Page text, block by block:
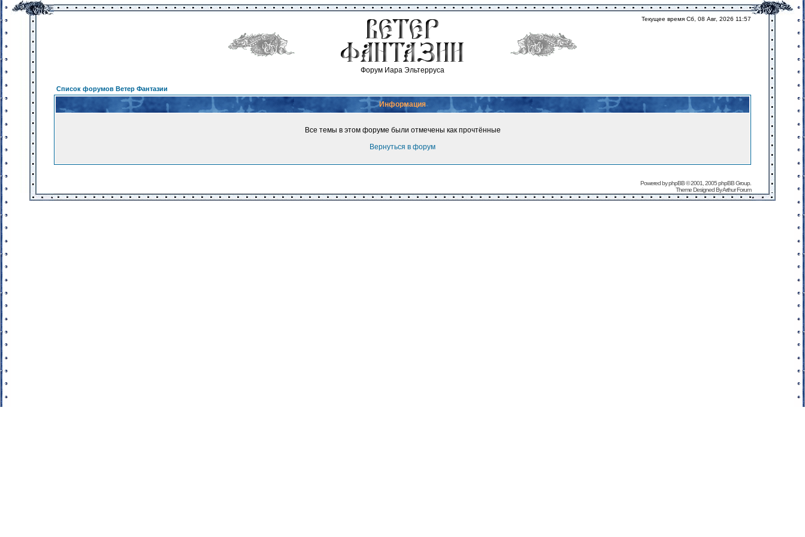
Форум Иара Эльтерруса
Текущее время Сб, 08 Авг, 2026 11:57
Список форумов Ветер Фантазии
Информация
Все темы в этом форуме были отмечены как прочтённые
Вернуться в форум
Powered byphpBB© 2001, 2005 phpBB Group.
Theme Designed ByArthur Forum